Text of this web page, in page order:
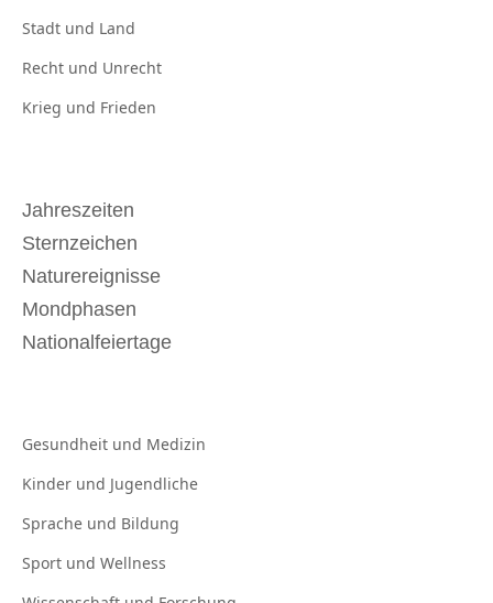
Stadt und Land
Recht und Unrecht
Krieg und Frieden
Jahreszeiten
Sternzeichen
Naturereignisse
Mondphasen
Nationalfeiertage
Gesundheit und Medizin
Kinder und Jugendliche
Sprache und Bildung
Sport und Wellness